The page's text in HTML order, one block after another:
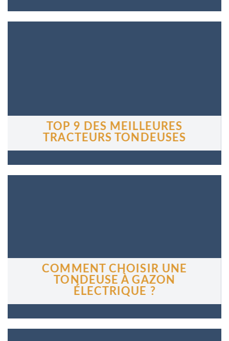
TOP 9 DES MEILLEURES
TRACTEURS TONDEUSES
COMMENT CHOISIR UNE
TONDEUSE À GAZON
ÉLECTRIQUE ?